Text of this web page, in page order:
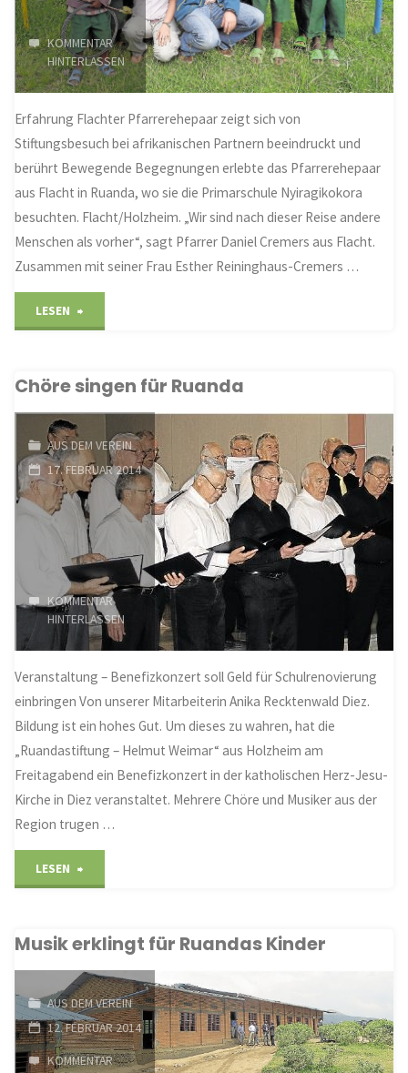
KOMMENTAR
HINTERLASSEN
Erfahrung Flachter Pfarrerehepaar zeigt sich von
Stiftungsbesuch bei afrikanischen Partnern beeindruckt und
berührt Bewegende Begegnungen erlebte das Pfarrerehepaar
aus Flacht in Ruanda, wo sie die Primarschule Nyiragikokora
besuchten. Flacht/Holzheim. „Wir sind nach dieser Reise andere
Menschen als vorher“, sagt Pfarrer Daniel Cremers aus Flacht.
Zusammen mit seiner Frau Esther Reininghaus-Cremers …
LESEN
neuen
aufs
Leben
entdeckt"
Chöre singen für Ruanda
AUS DEM VEREIN
17. FEBRUAR 2014
KOMMENTAR
HINTERLASSEN
Veranstaltung – Benefizkonzert soll Geld für Schulrenovierung
einbringen Von unserer Mitarbeiterin Anika Recktenwald Diez.
Bildung ist ein hohes Gut. Um dieses zu wahren, hat die
„Ruandastiftung – Helmut Weimar“ aus Holzheim am
Freitagabend ein Benefizkonzert in der katholischen Herz-Jesu-
Kirche in Diez veranstaltet. Mehrere Chöre und Musiker aus der
Region trugen …
LESEN
für
Ruanda"
Musik erklingt für Ruandas Kinder
AUS DEM VEREIN
12. FEBRUAR 2014
KOMMENTAR